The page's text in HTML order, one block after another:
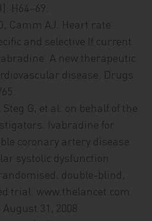
H64–69.
Camm AJ. Heart rate
and selective If current
A new therapeutic
disease. Drugs
Steg G, et al. on behalf of the
Ivabradine for
coronary artery disease
systolic dysfunction
double-blind,
trial. www.thelancet.com
31, 2008